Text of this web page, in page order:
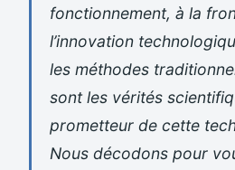
fonctionnement, à la
l’innovation
les méthodes
sont les vérités
prometteur de cette
Nous décodons pour